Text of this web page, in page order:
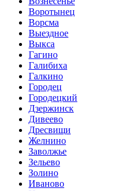
Воротынец
Ворсма
Выездное
Выкса
Гагино
Галибиха
Галкино
Городец
Городецкий
Дзержинск
Дивеево
Дресвищи
Желнино
Заволжье
Зельево
Золино
Иваново